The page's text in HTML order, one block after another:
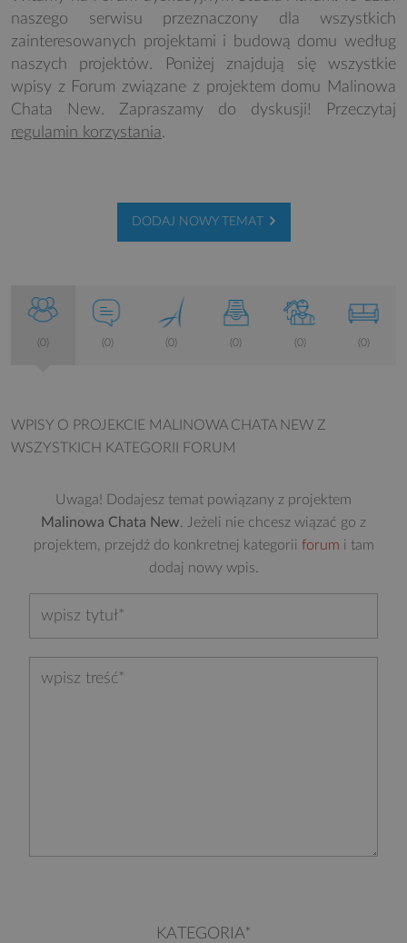
naszego serwisu przeznaczony dla wszystkich
zainteresowanych projektami i budową domu według
naszych projektów. Poniżej znajdują się wszystkie
wpisy z Forum związane z projektem domu Malinowa
Chata New. Zapraszamy do dyskusji! Przeczytaj
regulamin korzystania.
DODAJ NOWY TEMAT
(0) (0) (0) (0) (0) (0)
WPISY O PROJEKCIE MALINOWA CHATA NEW Z
WSZYSTKICH KATEGORII FORUM
Uwaga! Dodajesz temat powiązany z projektem
Malinowa Chata New . Jeżeli nie chcesz wiązać go z
projektem, przejdź do konkretnej kategorii forum i tam
dodaj nowy wpis.
KATEGORIA*